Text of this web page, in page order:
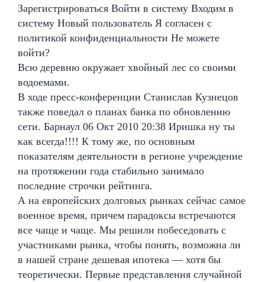
Зарегистрироваться Войти в систему Входим в
систему Новый пользователь Я согласен с
политикой конфиденциальности Не можете
войти?
Всю деревню окружает хвойный лес со своими
водоемами.
В ходе пресс-конференции Станислав Кузнецов
также поведал о планах банка по обновлению
сети. Барнаул 06 Окт 2010 20:38 Иришка ну ты
как всегда!!!! К тому же, по основным
показателям деятельности в регионе учреждение
на протяжении года стабильно занимало
последние строчки рейтинга.
А на европейских долговых рынках сейчас самое
военное время, причем парадоксы встречаются
все чаще и чаще. Мы решили побеседовать с
участниками рынка, чтобы понять, возможна ли
в нашей стране дешевая ипотека — хотя бы
теоретически. Первые представления случайной